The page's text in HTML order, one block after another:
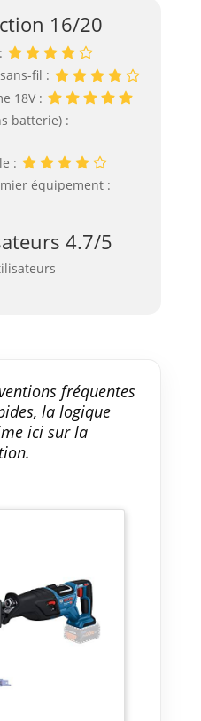
16/20
fil :
18V :
batterie) :
:
équipement :
4.7/5
fréquentes
la logique
ici sur la